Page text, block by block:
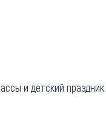
и детский праздник.